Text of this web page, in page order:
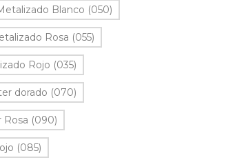
Blanco (050)
Rosa (055)
Rojo (035)
dorado (070)
Rosa (090)
(085)